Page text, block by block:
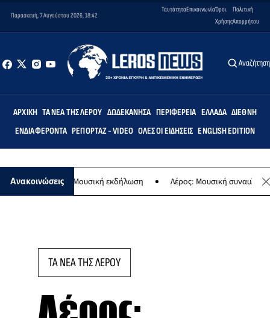
Παρασκευή, 7 Αυγούστου 2026, 18:42
ΤαυτότηταΕπικοινωνίαΌροι
Χρήσης
Πολιτική
Απορρήτου
Αναζήτηση
ΑΡΧΙΚΉ ΤΑ ΝΈΑ ΤΗΣ ΛΈΡΟΥ ΔΩΔΕΚΆΝΗΣΑ ΠΕΡΙΦΈΡΕΙΑ ΕΛΛΆΔΑ ΔΙΕΘΝΉ
ΕΝΔΙΑΦΈΡΟΝΤΑ ΡΕΠΟΡΤΆΖ - VIDEO ΌΛΕΣ ΟΙ ΕΙΔΉΣΕΙΣ ENGLISH EDITION
Ανακοινώσεις
Παναγίας - Μουσική εκδήλωση Λέρος: Μουσική συναυλία των
ΤΑ ΝΕΑ ΤΗΣ ΛΕΡΟΥ